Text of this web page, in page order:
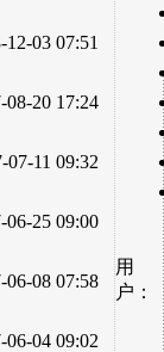
12-03 07:51
08-20 17:24
07-11 09:32
06-25 09:00
06-08 07:58
06-04 09:02
用
户：